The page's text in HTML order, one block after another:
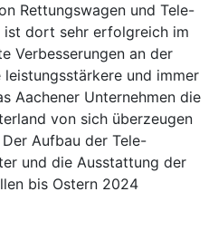
Rettungswagen und Tele-
dort sehr erfolgreich im
Verbesserungen an der
und immer
Aachener Unternehmen die
von sich überzeugen
Aufbau der Tele-
und die Ausstattung der
bis Ostern 2024